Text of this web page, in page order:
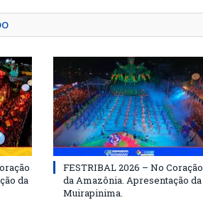
da
FESTRIBAL 2026 – No Coração
da Amazônia. Apresentação da
Muirapinima.